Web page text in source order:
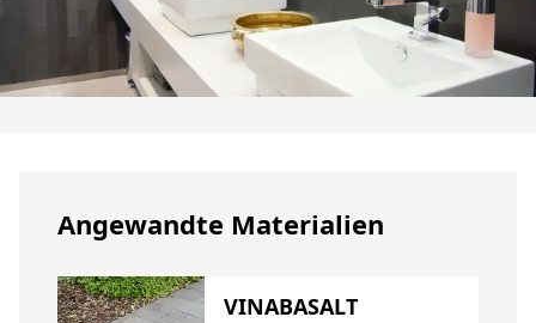
Angewandte Materialien
VINABASALT